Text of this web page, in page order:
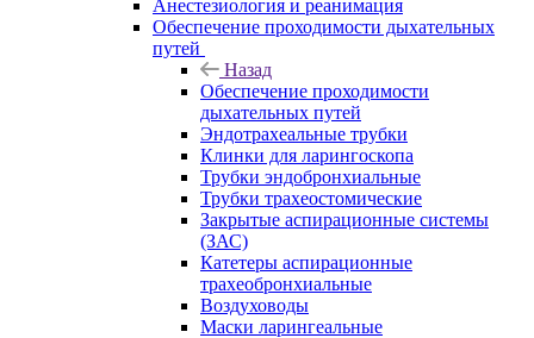
Анестезиология и реанимация
Обеспечение проходимости дыхательных
путей
Назад
Обеспечение проходимости
дыхательных путей
Эндотрахеальные трубки
Клинки для ларингоскопа
Трубки эндобронхиальные
Трубки трахеостомические
Закрытые аспирационные системы
(ЗАС)
Катетеры аспирационные
трахеобронхиальные
Воздуховоды
Маски ларингеальные